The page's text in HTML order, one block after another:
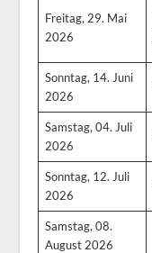
Freitag, 29. Mai
2026
Sonntag, 14. Juni
2026
Samstag, 04. Juli
2026
Sonntag, 12. Juli
2026
Samstag, 08.
August 2026